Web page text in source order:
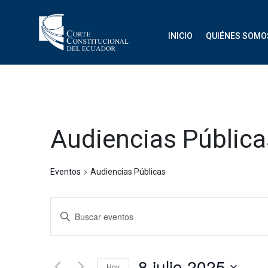
INICIO QUIÉNES
Audiencias
Eventos Audiencias Públicas
Navegación
de
búsqueda
Introduce